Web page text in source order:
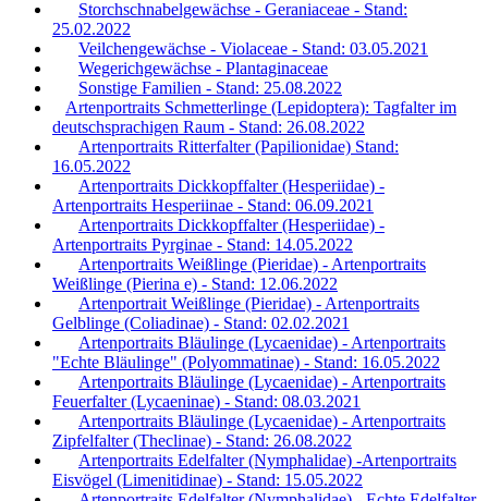
Storchschnabelgewächse - Geraniaceae - Stand:
25.02.2022
Veilchengewächse - Violaceae - Stand: 03.05.2021
Wegerichgewächse - Plantaginaceae
Sonstige Familien - Stand: 25.08.2022
Artenportraits Schmetterlinge (Lepidoptera): Tagfalter im
deutschsprachigen Raum - Stand: 26.08.2022
Artenportraits Ritterfalter (Papilionidae) Stand:
16.05.2022
Artenportraits Dickkopffalter (Hesperiidae) -
Artenportraits Hesperiinae - Stand: 06.09.2021
Artenportraits Dickkopffalter (Hesperiidae) -
Artenportraits Pyrginae - Stand: 14.05.2022
Artenportraits Weißlinge (Pieridae) - Artenportraits
Weißlinge (Pierina e) - Stand: 12.06.2022
Artenportrait Weißlinge (Pieridae) - Artenportraits
Gelblinge (Coliadinae) - Stand: 02.02.2021
Artenportraits Bläulinge (Lycaenidae) - Artenportraits
"Echte Bläulinge" (Polyommatinae) - Stand: 16.05.2022
Artenportraits Bläulinge (Lycaenidae) - Artenportraits
Feuerfalter (Lycaeninae) - Stand: 08.03.2021
Artenportraits Bläulinge (Lycaenidae) - Artenportraits
Zipfelfalter (Theclinae) - Stand: 26.08.2022
Artenportraits Edelfalter (Nymphalidae) -Artenportraits
Eisvögel (Limenitidinae) - Stand: 15.05.2022